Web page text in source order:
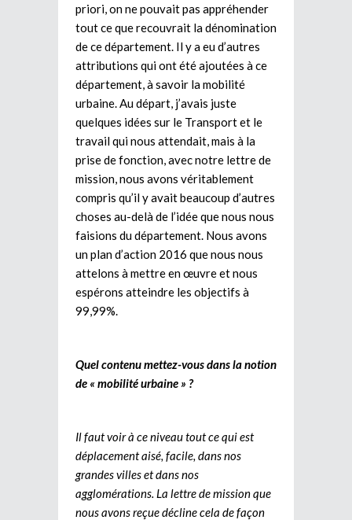
priori, on ne pouvait pas appréhender
tout ce que recouvrait la dénomination
de ce département. Il y a eu d’autres
attributions qui ont été ajoutées à ce
département, à savoir la mobilité
urbaine. Au départ, j’avais juste
quelques idées sur le Transport et le
travail qui nous attendait, mais à la
prise de fonction, avec notre lettre de
mission, nous avons véritablement
compris qu’il y avait beaucoup d’autres
choses au-delà de l’idée que nous nous
faisions du département. Nous avons
un plan d’action 2016 que nous nous
attelons à mettre en œuvre et nous
espérons atteindre les objectifs à
99,99%.
Quel contenu mettez-vous dans la notion
de « mobilité urbaine » ?
Il faut voir à ce niveau tout ce qui est
déplacement aisé, facile, dans nos
grandes villes et dans nos
agglomérations. La lettre de mission que
nous avons reçue décline cela de façon